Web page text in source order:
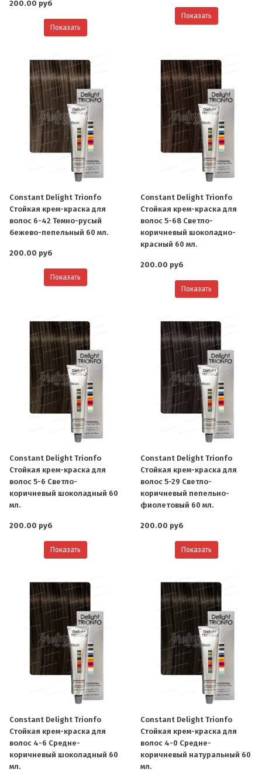
200.00 руб
Показать
Показать
Constant Delight Trionfo
Стойкая крем-краска для
волос 6-42 Темно-русый
бежево-пепельный 60 мл.
200.00 руб
Показать
Constant Delight Trionfo
Стойкая крем-краска для
волос 5-68 Светло-
коричневый шоколадно-
красный 60 мл.
200.00 руб
Показать
Constant Delight Trionfo
Стойкая крем-краска для
волос 5-6 Светло-
коричневый шоколадный 60
мл.
200.00 руб
Показать
Constant Delight Trionfo
Стойкая крем-краска для
волос 5-29 Светло-
коричневый пепельно-
фиолетовый 60 мл.
200.00 руб
Показать
Constant Delight Trionfo
Стойкая крем-краска для
волос 4-6 Средне-
коричневый шоколадный 60
мл.
Constant Delight Trionfo
Стойкая крем-краска для
волос 4-0 Средне-
коричневый натуральный 60
мл.